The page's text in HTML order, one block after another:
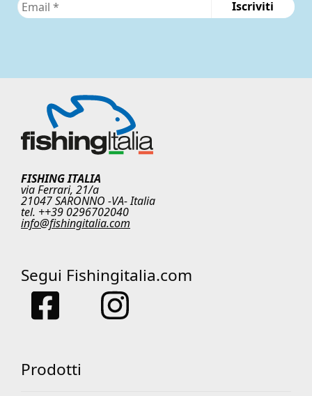
FISHING ITALIA
via Ferrari, 21/a
21047 SARONNO -VA- Italia
tel. ++39 0296702040
info@fishingitalia.com
Segui Fishingitalia.com
Prodotti